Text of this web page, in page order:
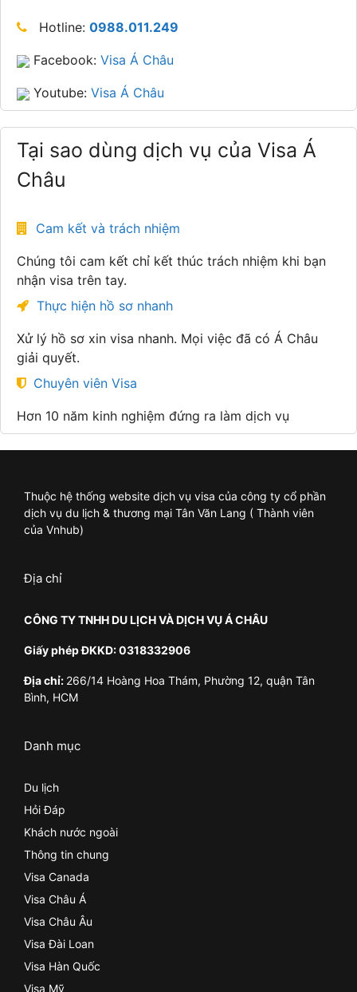
Hotline: 0988.011.249
Facebook: Visa Á Châu
Youtube: Visa Á Châu
Tại sao dùng dịch vụ của Visa Á
Châu
Cam kết và trách nhiệm
Chúng tôi cam kết chỉ kết thúc trách nhiệm khi bạn
nhận visa trên tay.
Thực hiện hồ sơ nhanh
Xử lý hồ sơ xin visa nhanh. Mọi việc đã có Á Châu
giải quyết.
Chuyên viên Visa
Hơn 10 năm kinh nghiệm đứng ra làm dịch vụ
Thuộc hệ thống website dịch vụ visa của công ty cổ phần
dịch vụ du lịch & thương mại Tân Văn Lang ( Thành viên
của Vnhub)
Địa chỉ
CÔNG TY TNHH DU LỊCH VÀ DỊCH VỤ Á CHÂU
Giấy phép ĐKKD: 0318332906
Địa chỉ: 266/14 Hoàng Hoa Thám, Phường 12, quận Tân
Bình, HCM
Danh mục
Du lịch
Hỏi Đáp
Khách nước ngoài
Thông tin chung
Visa Canada
Visa Châu Á
Visa Châu Âu
Visa Đài Loan
Visa Hàn Quốc
Visa Mỹ